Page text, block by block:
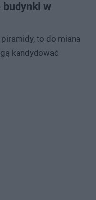
budynki w
to do miana
kandydować